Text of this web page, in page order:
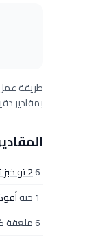
بمقادير
62 تو خبز قمح
1 حبة
6 ملعقة كبيرة